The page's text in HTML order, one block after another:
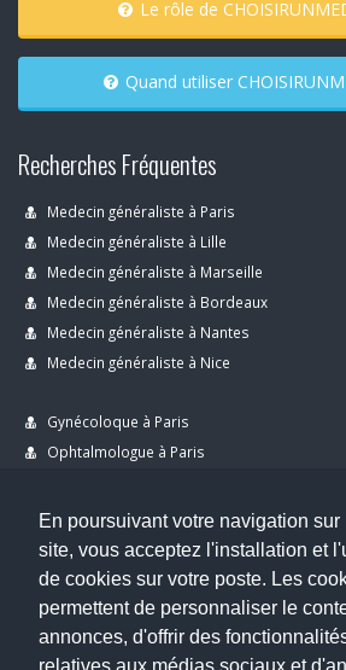
En poursuivant votre navigation sur
site, vous acceptez l'installation et
de cookies sur votre poste. Les
permettent de personnaliser le
annonces, d'offrir des
Le rôle de
Quand utiliser
Recherches Fréquentes
Medecin généraliste à Paris
Medecin généraliste à Lille
Medecin généraliste à Marseille
Medecin généraliste à Bordeaux
Medecin généraliste à Nantes
Medecin généraliste à Nice
Gynécoloque à Paris
Ophtalmologue à Paris
Dentiste à Paris
Copyright © 2026 . All Rights Reserved.